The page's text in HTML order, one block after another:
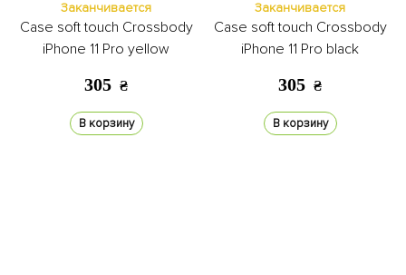
Заканчивается
Case soft touch Crossbody
iPhone 11 Pro yellow
305 ₴
В корзину
Заканчивается
Case soft touch Crossbody
iPhone 11 Pro black
305 ₴
В корзину